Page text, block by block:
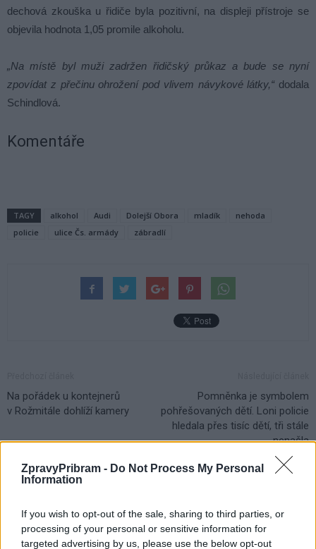
ZpravyPribram - Do Not Process My Personal
Information
If you wish to opt-out of the sale, sharing to third parties, or
processing of your personal or sensitive information for
targeted advertising by us, please use the below opt-out
dechová zkouška u řidiče byla pozitivní, na displeji přístroje se
objevila hodnota 1,05 promile alkoholu.
„Na místě byl muži zadržen řidičský průkaz a bude se nyní
zpovídat z přečinu ohrožení pod vlivem návykové látky,“ dodala
Schindlová.
Komentáře
TAGY alkohol Audi Dolejší Obora mladík
nehoda
policie
ulice Čs. armády zábradlí
Na pořádek u kontejnerů
v Rožmitále dohlíží kamery
Pomněnka je symbolem
pohřešovaných dětí. Loni policie
hledala přes tisíc dětí, tři stále
nenašla
VÍCE OD AUTORA